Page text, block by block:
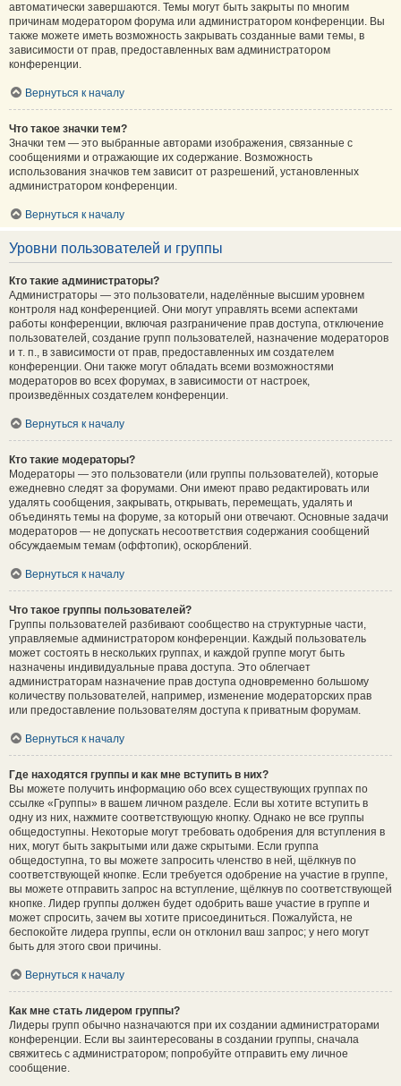
автоматически завершаются. Темы могут быть закрыты по многим
причинам модератором форума или администратором конференции. Вы
также можете иметь возможность закрывать созданные вами темы, в
зависимости от прав, предоставленных вам администратором
конференции.
Вернуться к началу
Что такое значки тем?
Значки тем — это выбранные авторами изображения, связанные с
сообщениями и отражающие их содержание. Возможность
использования значков тем зависит от разрешений, установленных
администратором конференции.
Вернуться к началу
Уровни пользователей и группы
Кто такие администраторы?
Администраторы — это пользователи, наделённые высшим уровнем
контроля над конференцией. Они могут управлять всеми аспектами
работы конференции, включая разграничение прав доступа, отключение
пользователей, создание групп пользователей, назначение модераторов
и т. п., в зависимости от прав, предоставленных им создателем
конференции. Они также могут обладать всеми возможностями
модераторов во всех форумах, в зависимости от настроек,
произведённых создателем конференции.
Вернуться к началу
Кто такие модераторы?
Модераторы — это пользователи (или группы пользователей), которые
ежедневно следят за форумами. Они имеют право редактировать или
удалять сообщения, закрывать, открывать, перемещать, удалять и
объединять темы на форуме, за который они отвечают. Основные задачи
модераторов — не допускать несоответствия содержания сообщений
обсуждаемым темам (оффтопик), оскорблений.
Вернуться к началу
Что такое группы пользователей?
Группы пользователей разбивают сообщество на структурные части,
управляемые администратором конференции. Каждый пользователь
может состоять в нескольких группах, и каждой группе могут быть
назначены индивидуальные права доступа. Это облегчает
администраторам назначение прав доступа одновременно большому
количеству пользователей, например, изменение модераторских прав
или предоставление пользователям доступа к приватным форумам.
Вернуться к началу
Где находятся группы и как мне вступить в них?
Вы можете получить информацию обо всех существующих группах по
ссылке «Группы» в вашем личном разделе. Если вы хотите вступить в
одну из них, нажмите соответствующую кнопку. Однако не все группы
общедоступны. Некоторые могут требовать одобрения для вступления в
них, могут быть закрытыми или даже скрытыми. Если группа
общедоступна, то вы можете запросить членство в ней, щёлкнув по
соответствующей кнопке. Если требуется одобрение на участие в группе,
вы можете отправить запрос на вступление, щёлкнув по соответствующей
кнопке. Лидер группы должен будет одобрить ваше участие в группе и
может спросить, зачем вы хотите присоединиться. Пожалуйста, не
беспокойте лидера группы, если он отклонил ваш запрос; у него могут
быть для этого свои причины.
Вернуться к началу
Как мне стать лидером группы?
Лидеры групп обычно назначаются при их создании администраторами
конференции. Если вы заинтересованы в создании группы, сначала
свяжитесь с администратором; попробуйте отправить ему личное
сообщение.